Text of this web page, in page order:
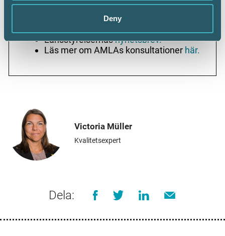
Deny
Länsstyrelsernasnyhetsbrev.
Läs mer om AMLAs konsultationer här.
Victoria Müller
Kvalitetsexpert
Dela: